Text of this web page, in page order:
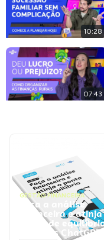
10:28
07:43
GESTÃO FINANCEIRA
Faça a análise
financeira e atinja
ponto de
Prompts ChatGPT